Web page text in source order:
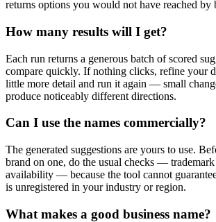
returns options you would not have reached by
How many results will I get?
Each run returns a generous batch of scored
compare quickly. If nothing clicks, refine your
little more detail and run it again — small
produce noticeably different directions.
Can I use the names commercially?
The generated suggestions are yours to use.
brand on one, do the usual checks — trademark
availability — because the tool cannot
is unregistered in your industry or region.
What makes a good business name?